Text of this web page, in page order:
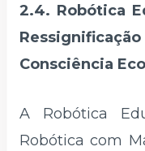
2.4. Robótica
Consciência
A Robótica
Robótica com